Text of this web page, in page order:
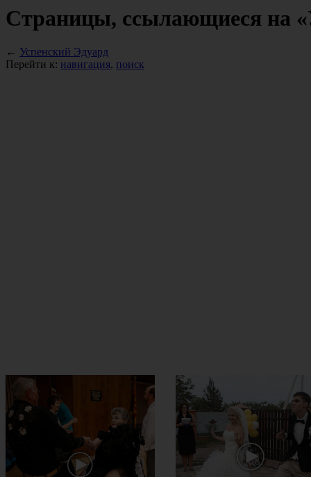
Страницы, ссылающиеся на
← Успенский Эдуард
Перейти к: навигация, поиск